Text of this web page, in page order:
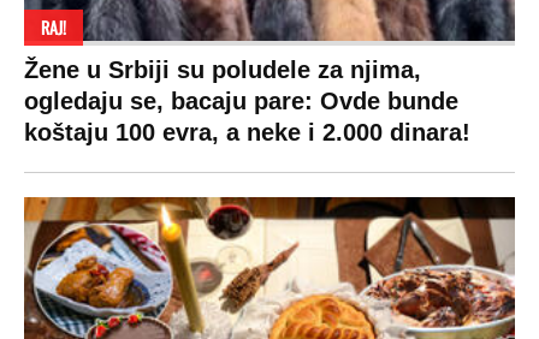
RAJ!
Žene u Srbiji su poludele za njima,
ogledaju se, bacaju pare: Ovde bunde
koštaju 100 evra, a neke i 2.000 dinara!